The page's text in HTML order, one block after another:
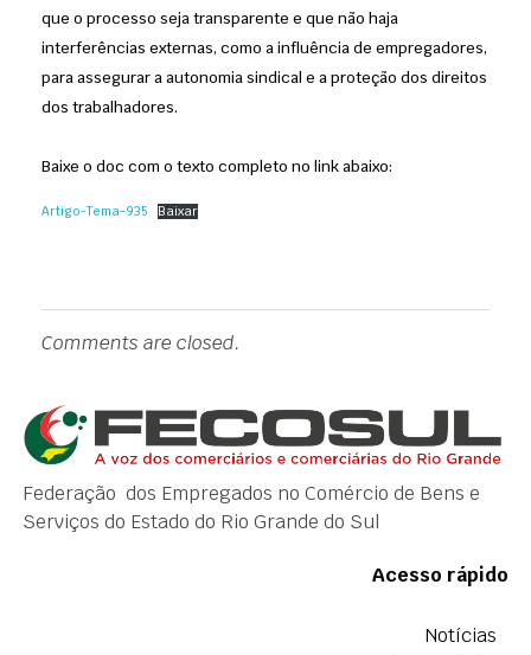
que o processo seja transparente e que não haja
interferências externas, como a influência de empregadores,
para assegurar a autonomia sindical e a proteção dos direitos
dos trabalhadores.
Baixe o doc com o texto completo no link abaixo:
Artigo-Tema-935 Baixar
Comments are closed.
Federação dos Empregados no Comércio de Bens e
Serviços do Estado do Rio Grande do Sul
Acesso rápido
Notícias